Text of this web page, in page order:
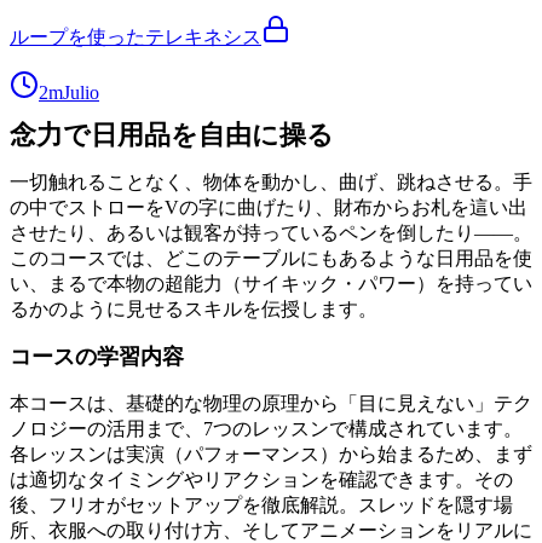
ループを使ったテレキネシス
2mJulio
念力で日用品を自由に操る
一切触れることなく、物体を動かし、曲げ、跳ねさせる。手
の中でストローをVの字に曲げたり、財布からお札を這い出
させたり、あるいは観客が持っているペンを倒したり――。
このコースでは、どこのテーブルにもあるような日用品を使
い、まるで本物の超能力（サイキック・パワー）を持ってい
るかのように見せるスキルを伝授します。
コースの学習内容
本コースは、基礎的な物理の原理から「目に見えない」テク
ノロジーの活用まで、7つのレッスンで構成されています。
各レッスンは実演（パフォーマンス）から始まるため、まず
は適切なタイミングやリアクションを確認できます。その
後、フリオがセットアップを徹底解説。スレッドを隠す場
所、衣服への取り付け方、そしてアニメーションをリアルに